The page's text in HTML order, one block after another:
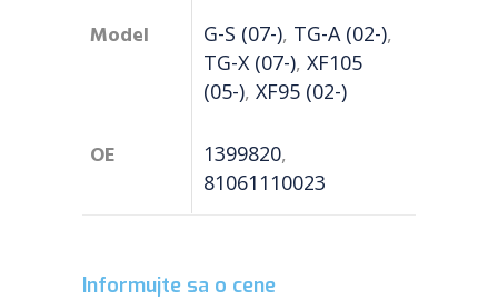
Model G-S (07-), TG-A (02-),
TG-X (07-), XF105
(05-), XF95 (02-)
OE 1399820,
81061110023
Informujte sa o cene